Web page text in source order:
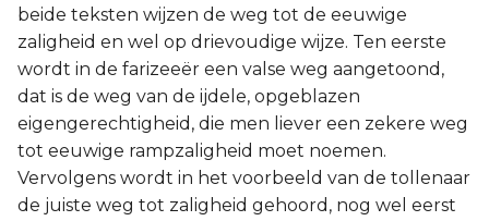
beide teksten wijzen de weg tot de eeuwige
zaligheid en wel op drievoudige wijze. Ten eerste
wordt in de farizeeër een valse weg aangetoond,
dat is de weg van de ijdele, opgeblazen
eigengerechtigheid, die men liever een zekere weg
tot eeuwige rampzaligheid moet noemen.
Vervolgens wordt in het voorbeeld van de tollenaar
de juiste weg tot zaligheid gehoord, nog wel eerst